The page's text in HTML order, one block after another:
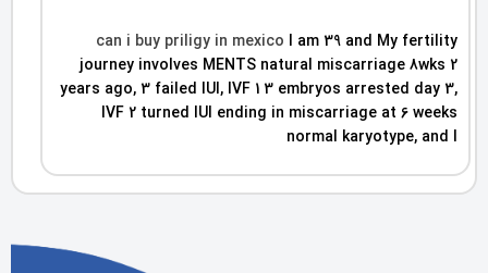
can i buy priligy in mexico I am 39 and My fertility
journey involves MENTS natural miscarriage 8wks 2
years ago, 3 failed IUI, IVF 1 3 embryos arrested day 3,
IVF 2 turned IUI ending in miscarriage at 6 weeks
normal karyotype, and I